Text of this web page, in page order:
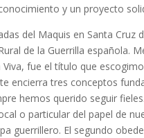
y un proyecto
del Maquis en Santa Cruz
de la Guerrilla española.
Viva, fue el título que
encierra tres conceptos
hemos querido seguir
o particular del papel de
guerrillero. El segundo